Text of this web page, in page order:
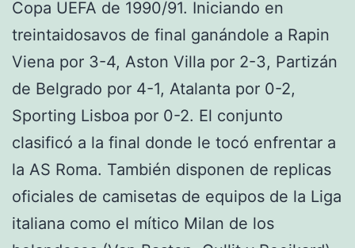
Copa UEFA de 1990/91. Iniciando en
treintaidosavos de final ganándole a Rapin
Viena por 3-4, Aston Villa por 2-3, Partizán
de Belgrado por 4-1, Atalanta por 0-2,
Sporting Lisboa por 0-2. El conjunto
clasificó a la final donde le tocó enfrentar a
la AS Roma. También disponen de replicas
oficiales de camisetas de equipos de la Liga
italiana como el mítico Milan de los